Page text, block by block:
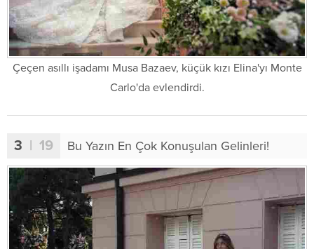
Çeçen asıllı işadamı Musa Bazaev, küçük kızı Elina'yı Monte
Carlo'da evlendirdi.
3 | 19 Bu Yazın En Çok Konuşulan Gelinleri!